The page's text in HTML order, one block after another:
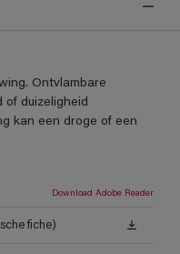
Ontvlambare
of duizeligheid
kan een droge of een
Download Adobe Reader
fiche)